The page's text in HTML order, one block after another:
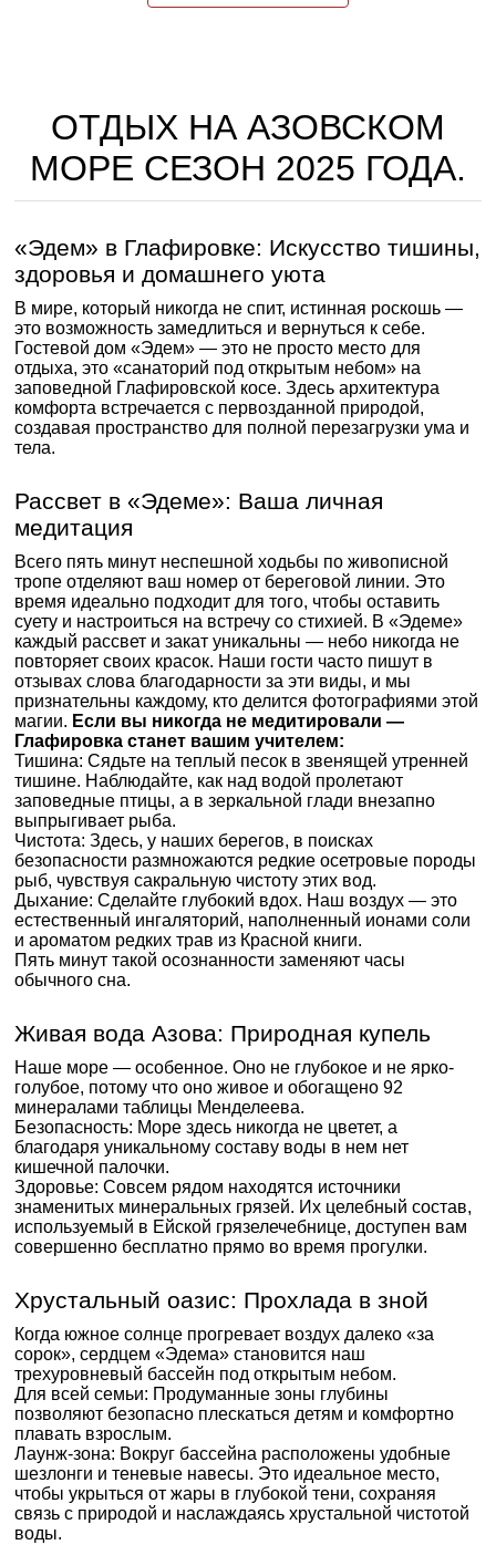
ОТДЫХ НА АЗОВСКОМ
МОРЕ СЕЗОН 2025 ГОДА.
«Эдем» в Глафировке: Искусство тишины,
здоровья и домашнего уюта
В мире, который никогда не спит, истинная роскошь —
это возможность замедлиться и вернуться к себе.
Гостевой дом «Эдем» — это не просто место для
отдыха, это «санаторий под открытым небом» на
заповедной Глафировской косе. Здесь архитектура
комфорта встречается с первозданной природой,
создавая пространство для полной перезагрузки ума и
тела.
Рассвет в «Эдеме»: Ваша личная
медитация
Всего пять минут неспешной ходьбы по живописной
тропе отделяют ваш номер от береговой линии. Это
время идеально подходит для того, чтобы оставить
суету и настроиться на встречу со стихией. В «Эдеме»
каждый рассвет и закат уникальны — небо никогда не
повторяет своих красок. Наши гости часто пишут в
отзывах слова благодарности за эти виды, и мы
признательны каждому, кто делится фотографиями этой
магии. Если вы никогда не медитировали —
Глафировка станет вашим учителем:
Тишина: Сядьте на теплый песок в звенящей утренней
тишине. Наблюдайте, как над водой пролетают
заповедные птицы, а в зеркальной глади внезапно
выпрыгивает рыба.
Чистота: Здесь, у наших берегов, в поисках
безопасности размножаются редкие осетровые породы
рыб, чувствуя сакральную чистоту этих вод.
Дыхание: Сделайте глубокий вдох. Наш воздух — это
естественный ингаляторий, наполненный ионами соли
и ароматом редких трав из Красной книги.
Пять минут такой осознанности заменяют часы
обычного сна.
Живая вода Азова: Природная купель
Наше море — особенное. Оно не глубокое и не ярко-
голубое, потому что оно живое и обогащено 92
минералами таблицы Менделеева.
Безопасность: Море здесь никогда не цветет, а
благодаря уникальному составу воды в нем нет
кишечной палочки.
Здоровье: Совсем рядом находятся источники
знаменитых минеральных грязей. Их целебный состав,
используемый в Ейской грязелечебнице, доступен вам
совершенно бесплатно прямо во время прогулки.
Хрустальный оазис: Прохлада в зной
Когда южное солнце прогревает воздух далеко «за
сорок», сердцем «Эдема» становится наш
трехуровневый бассейн под открытым небом.
Для всей семьи: Продуманные зоны глубины
позволяют безопасно плескаться детям и комфортно
плавать взрослым.
Лаунж-зона: Вокруг бассейна расположены удобные
шезлонги и теневые навесы. Это идеальное место,
чтобы укрыться от жары в глубокой тени, сохраняя
связь с природой и наслаждаясь хрустальной чистотой
воды.